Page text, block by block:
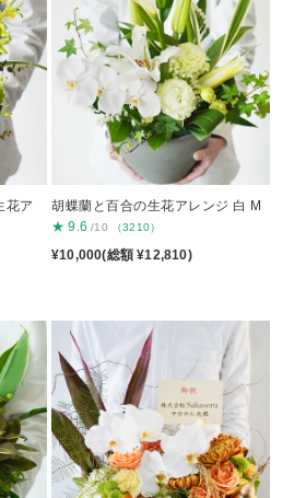
花ア
胡蝶蘭と百合の生花アレンジ 白 M
★ 9.6 /10 （3210）
¥10,000(総額 ¥12,810)